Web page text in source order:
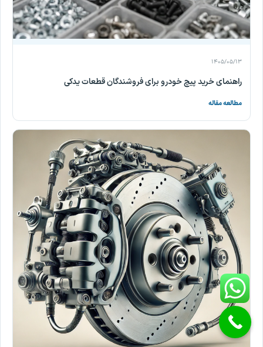
۱۴۰۵/۰۵/۱۳
راهنمای خرید پیچ خودرو برای فروشندگان قطعات یدکی
مطالعه مقاله